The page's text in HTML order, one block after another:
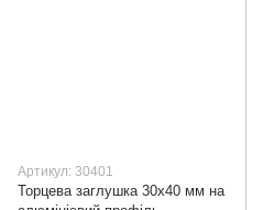
Артикул: 30401
Торцева заглушка 30х40 мм на